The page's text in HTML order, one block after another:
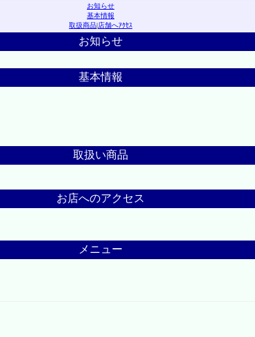
お知らせ
基本情報
取扱商品|店舗へｱｸｾｽ
お知らせ
基本情報
取扱い商品
お店へのアクセス
メニュー